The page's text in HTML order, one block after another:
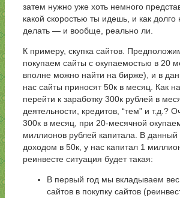
затем нужно уже хоть немного
какой скоростью ты идешь, и как долго
делать — и вообще, реально ли.
К примеру, скупка сайтов.
покупаем сайты с окупаемостью в 20
вполне можно найти на бирже), и в
нас сайты приносят 50к в месяц. Как
перейти к заработку 300к рублей в
деятельности, кредитов, “тем” и т.д.?
300к в месяц, при 20-месячной
миллионов рублей капитала. В данный
доходом в 50к, у нас капитал 1
реинвесте ситуация будет такая:
В первый год мы вкладываем
сайтов в покупку сайтов